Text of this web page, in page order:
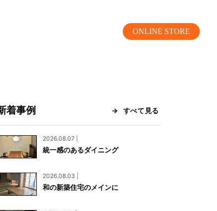
ONLINE STORE
よくあるご質問
お問い合わせ
着事例 すべて見る
2026.08.07 |
統一感のあるダイニング
2026.08.03 |
和の新築住宅のメインに